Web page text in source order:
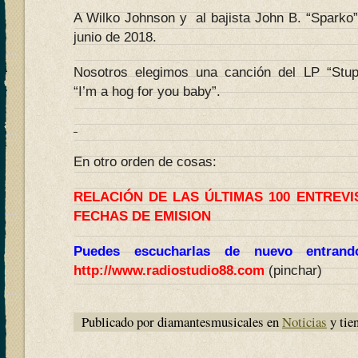
A Wilko Johnson y al bajista John B.
junio de 2018.
Nosotros elegimos una canción del LP
“I’m a hog for you baby”.
En otro orden de cosas:
RELACIÓN DE LAS ÚLTIMAS 100
FECHAS DE EMISION
Puedes escucharlas de nuevo
http://www.radiostudio88.com (pinchar)
Publicado por diamantesmusicales enNoticias y